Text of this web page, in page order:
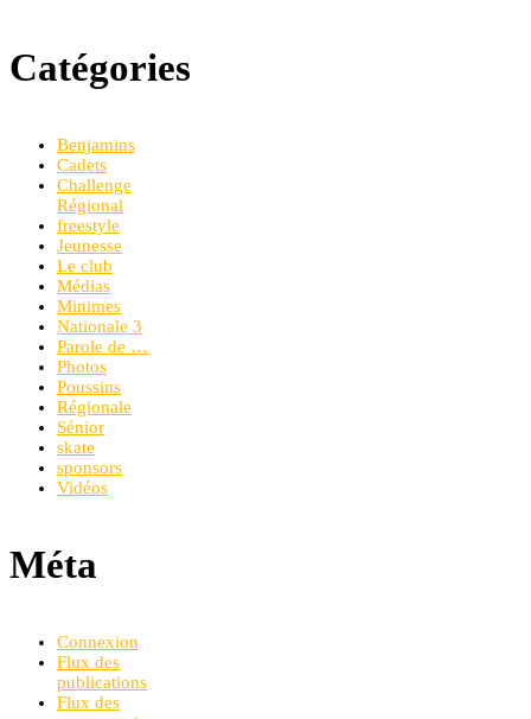
Catégories
Benjamins
Cadets
Challenge
Régional
freestyle
Jeunesse
Le club
Médias
Minimes
Nationale 3
Parole de …
Photos
Poussins
Régionale
Sénior
skate
sponsors
Vidéos
Méta
Connexion
Flux des
publications
Flux des